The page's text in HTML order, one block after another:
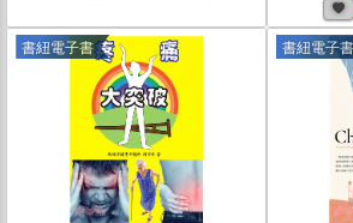
書紐電子書 書紐電子書